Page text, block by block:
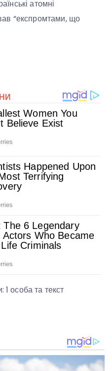
атомні
“експромтами, що